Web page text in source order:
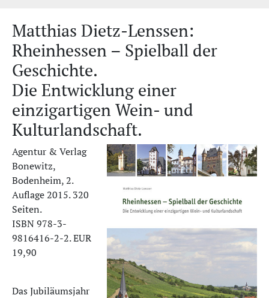
Matthias Dietz-Lenssen:
Rheinhessen – Spielball der
Geschichte.
Die Entwicklung einer
einzigartigen Wein- und
Kulturlandschaft.
Agentur & Verlag
Bonewitz,
Bodenheim, 2.
Auflage 2015. 320
Seiten.
ISBN 978-3-
9816416-2-2. EUR
19,90
Das Jubiläumsjahr